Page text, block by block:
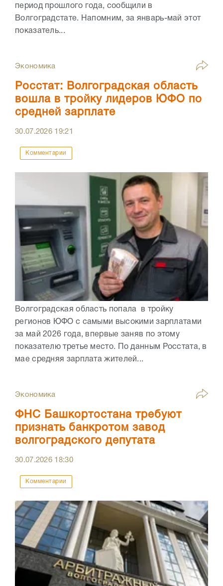
период прошлого года, сообщили в
Волгоградстате. Напомним, за январь-май этот
показатель...
Экономика
Росстат: Волгоградская область
вошла в тройку лидеров ЮФО по
средней зарплате
30.07.2026 19:21
Комментарии
Волгоградская область попала в тройку
регионов ЮФО с самыми высокими зарплатами
за май 2026 года, впервые заняв по этому
показателю третье место. По данным Росстата, в
мае средняя зарплата жителей...
Экономика
ФНС Башкортостана требуют
признать банкротом завод
волгоградского депутата
30.07.2026 18:30
Комментарии